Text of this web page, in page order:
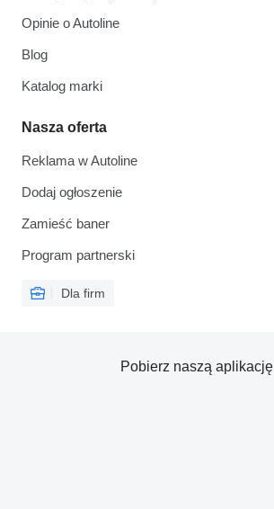
Opinie o Autoline
Blog
Katalog marki
Nasza oferta
Reklama w Autoline
Dodaj ogłoszenie
Zamieść baner
Program partnerski
Dla firm
Pobierz naszą aplikację